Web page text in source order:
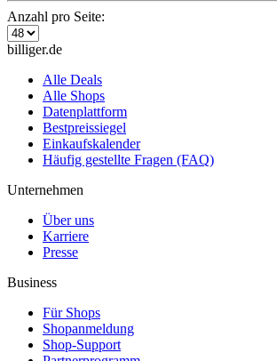
Anzahl pro Seite:
billiger.de
Alle Deals
Alle Shops
Datenplattform
Bestpreissiegel
Einkaufskalender
Häufig gestellte Fragen (FAQ)
Unternehmen
Über uns
Karriere
Presse
Business
Für Shops
Shopanmeldung
Shop-Support